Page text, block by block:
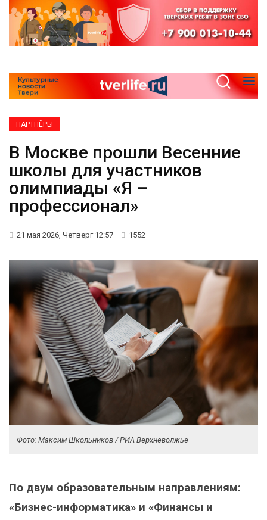
ПАРТНЁРЫ
В Москве прошли Весенние
школы для участников
олимпиады «Я –
профессионал»
21 мая 2026, Четверг 12:57 1552
Фото: Максим Школьников / РИА Верхневолжье
По двум образовательным направлениям:
«Бизнес-информатика» и «Финансы и